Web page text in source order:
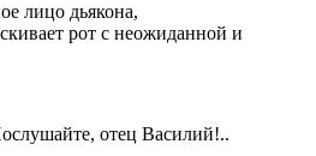
лицо дьякона,
рот с неожиданной и
отец Василий!..